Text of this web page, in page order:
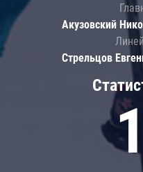
Акузовский
Стрельцов